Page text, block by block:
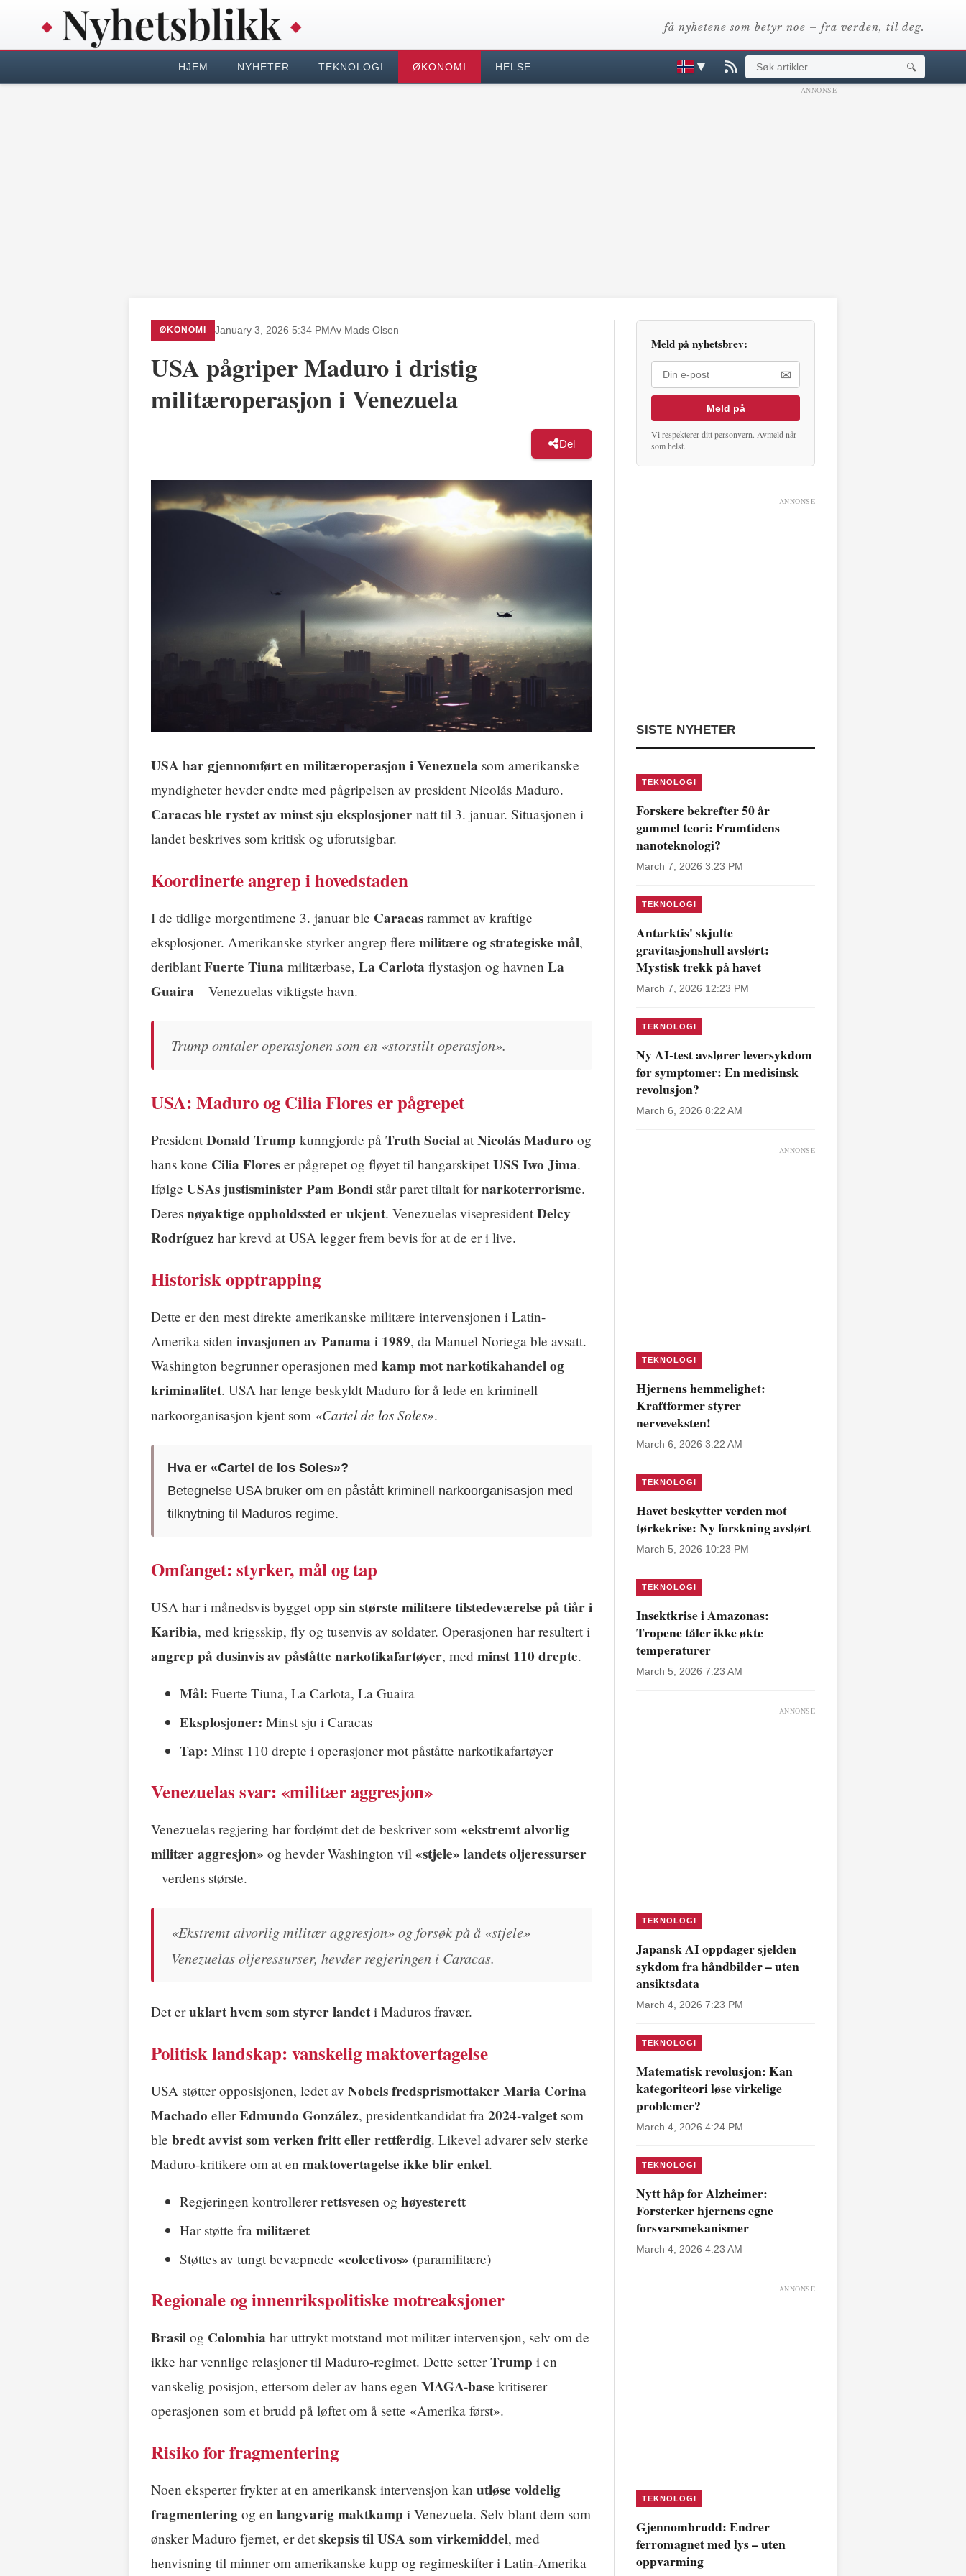
få nyhetene som betyr noe – fra verden, til deg.
HJEM NYHETER TEKNOLOGI ØKONOMI HELSE ▼ 🔍
ANNONSE
ØKONOMI January 3, 2026 5:34 PMAv Mads Olsen
USA pågriper Maduro i dristig
militæroperasjon i Venezuela
Del
USA har gjennomført en militæroperasjon i Venezuela som amerikanske
myndigheter hevder endte med pågripelsen av president Nicolás Maduro.
Caracas ble rystet av minst sju eksplosjoner natt til 3. januar. Situasjonen i
landet beskrives som kritisk og uforutsigbar.
Koordinerte angrep i hovedstaden
I de tidlige morgentimene 3. januar ble Caracas rammet av kraftige
eksplosjoner. Amerikanske styrker angrep flere militære og strategiske mål,
deriblant Fuerte Tiuna militærbase, La Carlota flystasjon og havnen La
Guaira – Venezuelas viktigste havn.
Trump omtaler operasjonen som en «storstilt operasjon».
USA: Maduro og Cilia Flores er pågrepet
President Donald Trump kunngjorde på Truth Social at Nicolás Maduro og
hans kone Cilia Flores er pågrepet og fløyet til hangarskipet USS Iwo Jima.
Ifølge USAs justisminister Pam Bondi står paret tiltalt fornarkoterrorisme.
Deres nøyaktige oppholdssted er ukjent. Venezuelas visepresident Delcy
Rodríguez har krevd at USA legger frem bevis for at de er i live.
Historisk opptrapping
Dette er den mest direkte amerikanske militære intervensjonen i Latin-
Amerika siden invasjonen av Panama i 1989, da Manuel Noriega ble avsatt.
Washington begrunner operasjonen med kamp mot narkotikahandel og
kriminalitet. USA har lenge beskyldt Maduro for å lede en kriminell
narkoorganisasjon kjent som «Cartel de los Soles».
Hva er «Cartel de los Soles»?
Betegnelse USA bruker om en påstått kriminell narkoorganisasjon med
tilknytning til Maduros regime.
Omfanget: styrker, mål og tap
USA har i månedsvis bygget opp sin største militære tilstedeværelse på tiår i
Karibia, med krigsskip, fly og tusenvis av soldater. Operasjonen har resultert i
angrep på dusinvis av påståtte narkotikafartøyer, med minst 110 drepte.
Mål: Fuerte Tiuna, La Carlota, La Guaira
Eksplosjoner: Minst sju i Caracas
Tap: Minst 110 drepte i operasjoner mot påståtte narkotikafartøyer
Venezuelas svar: «militær aggresjon»
Venezuelas regjering har fordømt det de beskriver som «ekstremt alvorlig
militær aggresjon» og hevder Washington vil «stjele» landets oljeressurser
– verdens største.
«Ekstremt alvorlig militær aggresjon» og forsøk på å «stjele»
Venezuelas oljeressurser, hevder regjeringen i Caracas.
Det eruklart hvem som styrer landet i Maduros fravær.
Politisk landskap: vanskelig maktovertagelse
USA støtter opposisjonen, ledet av Nobels fredsprismottaker Maria Corina
Machado ellerEdmundo González, presidentkandidat fra 2024-valget som
ble bredt avvist som verken fritt eller rettferdig. Likevel advarer selv sterke
Maduro-kritikere om at en maktovertagelse ikke blir enkel.
Regjeringen kontrollererrettsvesen og høyesterett
Har støtte fra militæret
Støttes av tungt bevæpnede «colectivos» (paramilitære)
Regionale og innenrikspolitiske motreaksjoner
Brasil og Colombia har uttrykt motstand mot militær intervensjon, selv om de
ikke har vennlige relasjoner til Maduro-regimet. Dette setterTrump i en
vanskelig posisjon, ettersom deler av hans egen MAGA-base kritiserer
operasjonen som et brudd på løftet om å sette «Amerika først».
Risiko for fragmentering
Noen eksperter frykter at en amerikansk intervensjon kan utløse voldelig
fragmentering og en langvarig maktkamp i Venezuela. Selv blant dem som
ønsker Maduro fjernet, er det skepsis til USA som virkemiddel, med
henvisning til minner om amerikanske kupp og regimeskifter i Latin-Amerika
Meld på nyhetsbrev:
✉
Meld på
Vi respekterer ditt personvern. Avmeld når
som helst.
ANNONSE
SISTE NYHETER
TEKNOLOGI
Forskere bekrefter 50 år
gammel teori: Framtidens
nanoteknologi?
March 7, 2026 3:23 PM
TEKNOLOGI
Antarktis' skjulte
gravitasjonshull avslørt:
Mystisk trekk på havet
March 7, 2026 12:23 PM
TEKNOLOGI
Ny AI-test avslører leversykdom
før symptomer: En medisinsk
revolusjon?
March 6, 2026 8:22 AM
ANNONSE
TEKNOLOGI
Hjernens hemmelighet:
Kraftformer styrer
nerveveksten!
March 6, 2026 3:22 AM
TEKNOLOGI
Havet beskytter verden mot
tørkekrise: Ny forskning avslørt
March 5, 2026 10:23 PM
TEKNOLOGI
Insektkrise i Amazonas:
Tropene tåler ikke økte
temperaturer
March 5, 2026 7:23 AM
ANNONSE
TEKNOLOGI
Japansk AI oppdager sjelden
sykdom fra håndbilder – uten
ansiktsdata
March 4, 2026 7:23 PM
TEKNOLOGI
Matematisk revolusjon: Kan
kategoriteori løse virkelige
problemer?
March 4, 2026 4:24 PM
TEKNOLOGI
Nytt håp for Alzheimer:
Forsterker hjernens egne
forsvarsmekanismer
March 4, 2026 4:23 AM
ANNONSE
TEKNOLOGI
Gjennombrudd: Endrer
ferromagnet med lys – uten
oppvarming